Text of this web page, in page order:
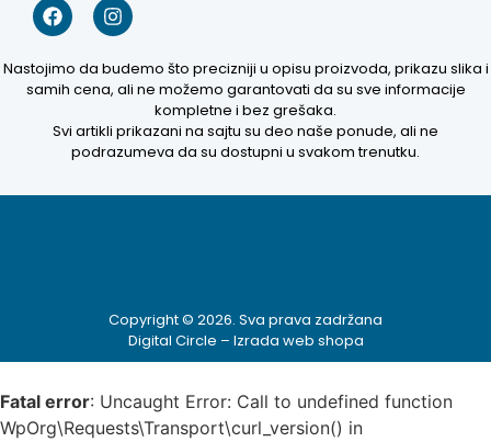
Nastojimo da budemo što precizniji u opisu proizvoda, prikazu slika i
samih cena, ali ne možemo garantovati da su sve informacije
kompletne i bez grešaka.
Svi artikli prikazani na sajtu su deo naše ponude, ali ne
podrazumeva da su dostupni u svakom trenutku.
Copyright © 2026. Sva prava zadržana
Digital Circle – Izrada web shopa
Fatal error: Uncaught Error: Call to undefined function
WpOrg\Requests\Transport\curl_version() in